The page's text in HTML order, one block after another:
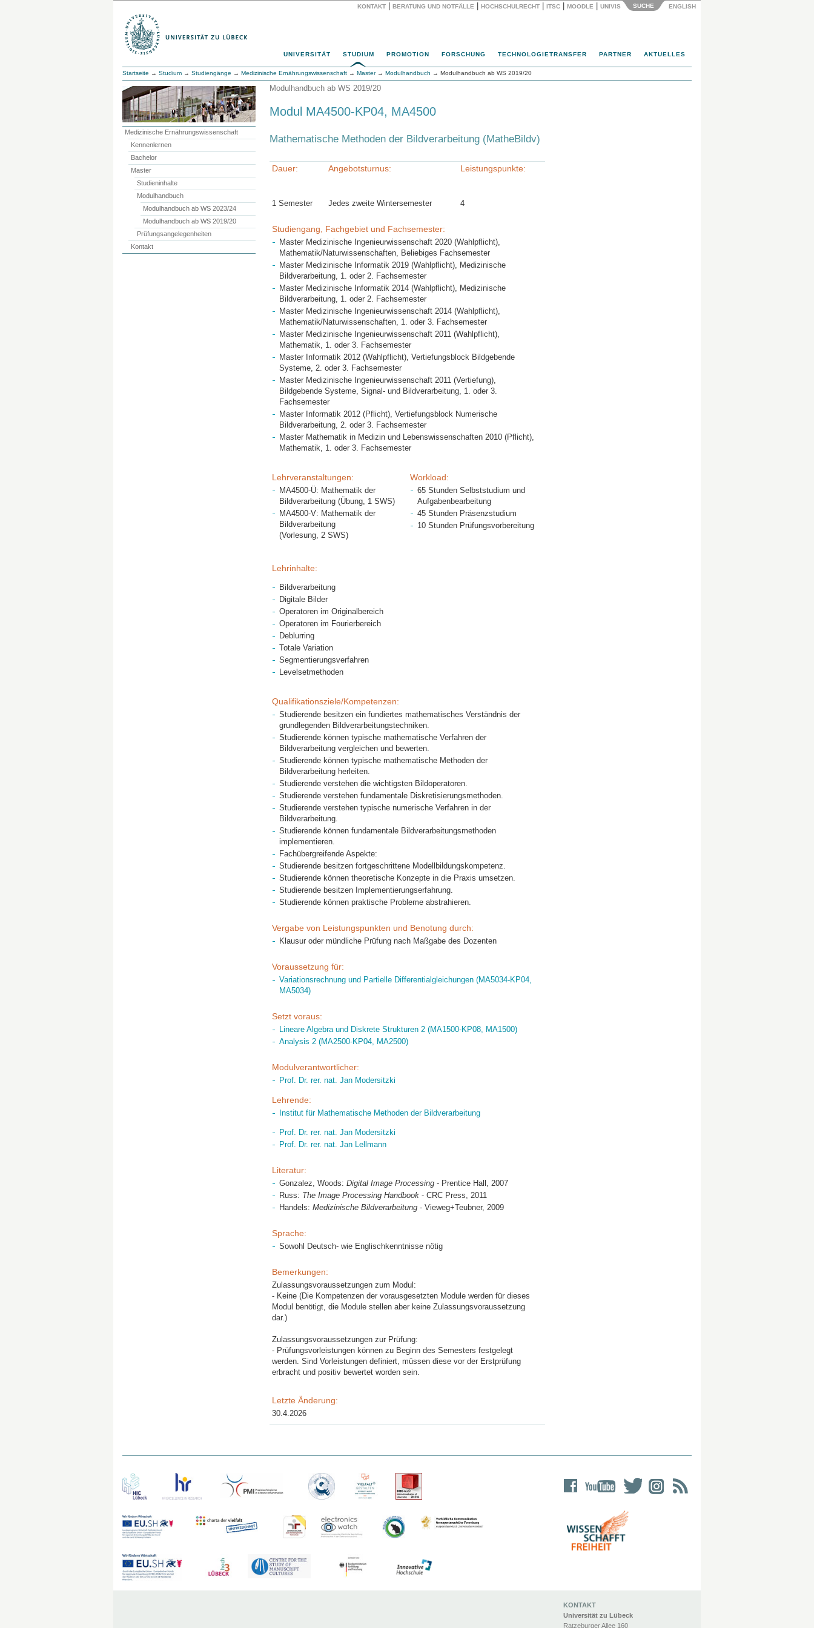
KONTAKT BERATUNG UND NOTFÄLLE HOCHSCHULRECHT ITSC MOODLE UNIVIS SUCHE ENGLISH
UNIVERSITÄT STUDIUM PROMOTION FORSCHUNG TECHNOLOGIETRANSFER PARTNER AKTUELLES
Startseite → Studium → Studiengänge → Medizinische Ernährungswissenschaft → Master→ Modulhandbuch → Modulhandbuch ab WS 2019/20
Medizinische Ernährungswissenschaft
Kennenlernen
Bachelor
Master
Studieninhalte
Modulhandbuch
Modulhandbuch ab WS 2023/24
Modulhandbuch ab WS 2019/20
Prüfungsangelegenheiten
Kontakt
Modulhandbuch ab WS 2019/20
Modul MA4500-KP04, MA4500
Mathematische Methoden der Bildverarbeitung (MatheBildv)
Dauer:
1 Semester
Angebotsturnus:
Jedes zweite Wintersemester
Leistungspunkte:
4
Studiengang, Fachgebiet und Fachsemester:
Master Medizinische Ingenieurwissenschaft 2020 (Wahlpflicht),
Mathematik/Naturwissenschaften, Beliebiges Fachsemester
Master Medizinische Informatik 2019 (Wahlpflicht), Medizinische
Bildverarbeitung, 1. oder 2. Fachsemester
Master Medizinische Informatik 2014 (Wahlpflicht), Medizinische
Bildverarbeitung, 1. oder 2. Fachsemester
Master Medizinische Ingenieurwissenschaft 2014 (Wahlpflicht),
Mathematik/Naturwissenschaften, 1. oder 3. Fachsemester
Master Medizinische Ingenieurwissenschaft 2011 (Wahlpflicht),
Mathematik, 1. oder 3. Fachsemester
Master Informatik 2012 (Wahlpflicht), Vertiefungsblock Bildgebende
Systeme, 2. oder 3. Fachsemester
Master Medizinische Ingenieurwissenschaft 2011 (Vertiefung),
Bildgebende Systeme, Signal- und Bildverarbeitung, 1. oder 3.
Fachsemester
Master Informatik 2012 (Pflicht), Vertiefungsblock Numerische
Bildverarbeitung, 2. oder 3. Fachsemester
Master Mathematik in Medizin und Lebenswissenschaften 2010 (Pflicht),
Mathematik, 1. oder 3. Fachsemester
Lehrveranstaltungen:
MA4500-Ü: Mathematik der
Bildverarbeitung (Übung, 1 SWS)
MA4500-V: Mathematik der
Bildverarbeitung
(Vorlesung, 2 SWS)
Workload:
65 Stunden Selbststudium und
Aufgabenbearbeitung
45 Stunden Präsenzstudium
10 Stunden Prüfungsvorbereitung
Lehrinhalte:
Bildverarbeitung
Digitale Bilder
Operatoren im Originalbereich
Operatoren im Fourierbereich
Deblurring
Totale Variation
Segmentierungsverfahren
Levelsetmethoden
Qualifikationsziele/Kompetenzen:
Studierende besitzen ein fundiertes mathematisches Verständnis der
grundlegenden Bildverarbeitungstechniken.
Studierende können typische mathematische Verfahren der
Bildverarbeitung vergleichen und bewerten.
Studierende können typische mathematische Methoden der
Bildverarbeitung herleiten.
Studierende verstehen die wichtigsten Bildoperatoren.
Studierende verstehen fundamentale Diskretisierungsmethoden.
Studierende verstehen typische numerische Verfahren in der
Bildverarbeitung.
Studierende können fundamentale Bildverarbeitungsmethoden
implementieren.
Fachübergreifende Aspekte:
Studierende besitzen fortgeschrittene Modellbildungskompetenz.
Studierende können theoretische Konzepte in die Praxis umsetzen.
Studierende besitzen Implementierungserfahrung.
Studierende können praktische Probleme abstrahieren.
Vergabe von Leistungspunkten und Benotung durch:
Klausur oder mündliche Prüfung nach Maßgabe des Dozenten
Voraussetzung für:
Variationsrechnung und Partielle Differentialgleichungen (MA5034-KP04,
MA5034)
Setzt voraus:
Lineare Algebra und Diskrete Strukturen 2 (MA1500-KP08, MA1500)
Analysis 2 (MA2500-KP04, MA2500)
Modulverantwortlicher:
Prof. Dr. rer. nat. Jan Modersitzki
Lehrende:
Institut für Mathematische Methoden der Bildverarbeitung
Prof. Dr. rer. nat. Jan Modersitzki
Prof. Dr. rer. nat. Jan Lellmann
Literatur:
Gonzalez, Woods: Digital Image Processing- Prentice Hall, 2007
Russ: The Image Processing Handbook- CRC Press, 2011
Handels: Medizinische Bildverarbeitung- Vieweg+Teubner, 2009
Sprache:
Sowohl Deutsch- wie Englischkenntnisse nötig
Bemerkungen:
Zulassungsvoraussetzungen zum Modul:
- Keine (Die Kompetenzen der vorausgesetzten Module werden für dieses
Modul benötigt, die Module stellen aber keine Zulassungsvoraussetzung
dar.)
Zulassungsvoraussetzungen zur Prüfung:
- Prüfungsvorleistungen können zu Beginn des Semesters festgelegt
werden. Sind Vorleistungen definiert, müssen diese vor der Erstprüfung
erbracht und positiv bewertet worden sein.
Letzte Änderung:
30.4.2026
KONTAKT
Universität zu Lübeck
Ratzeburger Allee 160